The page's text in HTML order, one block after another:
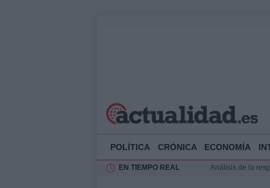
POLÍTICA CRÓNICA ECONOMÍA
EN TIEMPO REAL
Análisis de la